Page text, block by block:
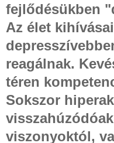
fejlődésükben
Az élet
reagálnak.
téren
Sokszor
viszonyoktól,